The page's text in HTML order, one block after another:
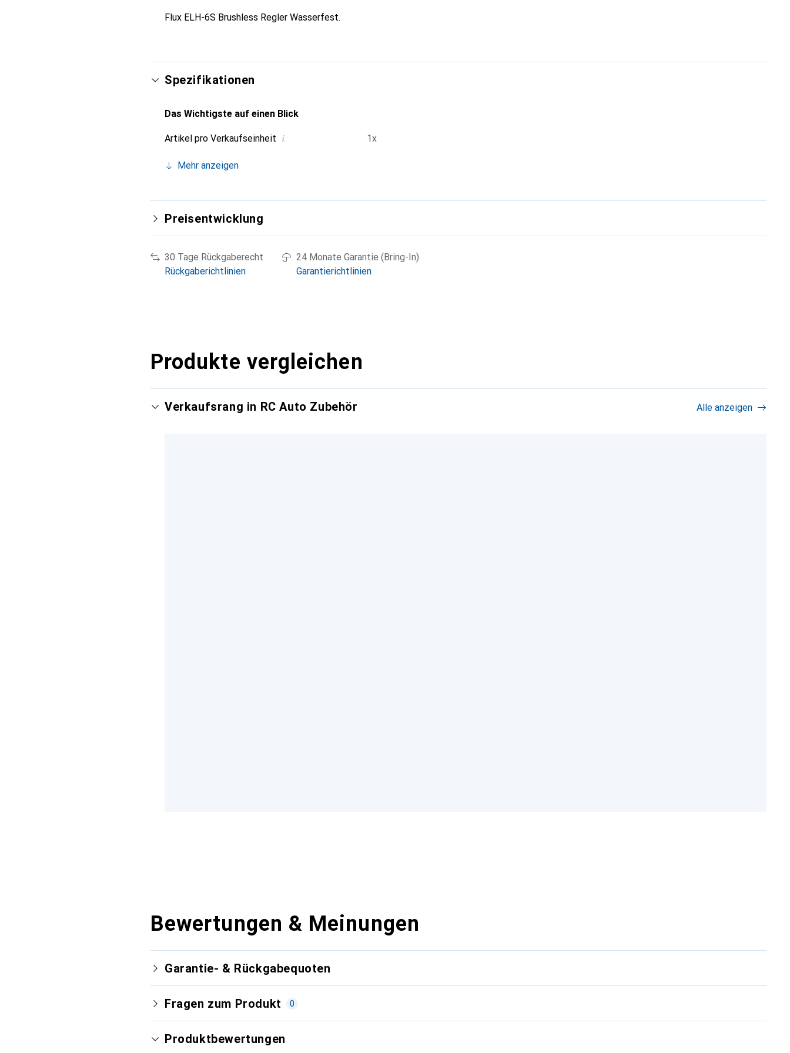
Flux ELH-6S Brushless Regler Wasserfest.
Spezifikationen
Das Wichtigste auf einen Blick
Artikel pro Verkaufseinheit i 1x
Mehr anzeigen
Preisentwicklung
30 Tage Rückgaberecht
Rückgaberichtlinien
24 Monate Garantie (Bring-In)
Garantierichtlinien
Produkte vergleichen
Verkaufsrang in RC Auto Zubehör Alle anzeigen
Bewertungen & Meinungen
Garantie- & Rückgabequoten
Fragen zum Produkt 0
Produktbewertungen